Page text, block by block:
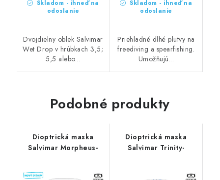
Skladom - ihneď na
odoslanie
Dvojdielny oblek Salvimar
Wet Drop v hrúbkach 3,5;
5,5 alebo...
Skladom - ihneď na
odoslanie
Priehladné dlhé plutvy na
freediving a spearfishing.
Umožňujú...
Podobné produkty
Dioptrická maska
Salvimar Morpheus-
Dioptrická maska
Salvimar Trinity-